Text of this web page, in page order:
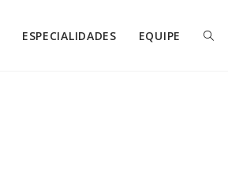
ESPECIALIDADES EQUIPE